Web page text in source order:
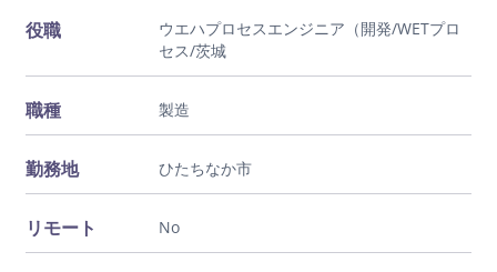
役職
ウエハプロセスエンジニア（開発/WETプロ
セス/茨城
職種 製造
勤務地 ひたちなか市
リモート No